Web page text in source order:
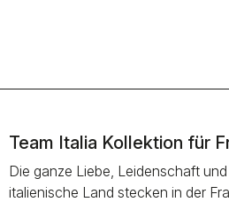
Team Italia Kollektion für
Die ganze Liebe, Leidenschaft
italienische Land stecken in der